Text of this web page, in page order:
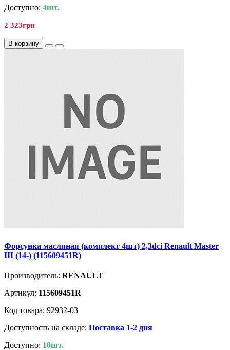
Доступно: 4шт.
2 323грн
В корзину
Форсунка масляная (комплект 4шт) 2,3dci Renault Master
III (14-) (115609451R)
Производитель: RENAULT
Артикул: 115609451R
Код товара: 92932-03
Доступность на складе: Поставка 1-2 дня
Доступно: 10шт.